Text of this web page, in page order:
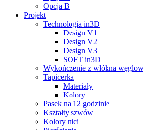
Opcja B
Projekt
Technologia in3D
Design V1
Design V2
Design V3
SOFT in3D
Wykończenie z włókna
Tapicerka
Materiały
Kolory
Pasek na 12 godzinie
Kształty szwów
Kolory nici